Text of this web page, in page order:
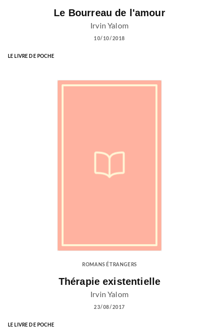
Le Bourreau de l'amour
Irvin Yalom
10/10/2018
LE LIVRE DE POCHE
ROMANS ÉTRANGERS
Thérapie existentielle
Irvin Yalom
23/08/2017
LE LIVRE DE POCHE